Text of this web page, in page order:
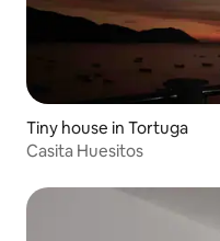
Tiny house in Tortuga
Casita Huesitos